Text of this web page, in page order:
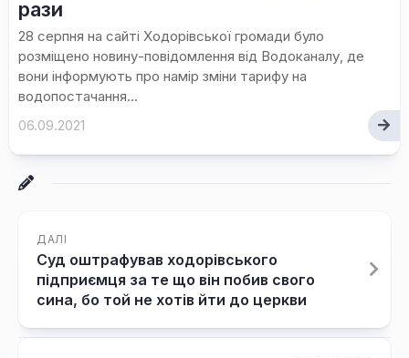
рази
28 серпня на сайті Ходорівської громади було
розміщено новину-повідомлення від Водоканалу, де
вони інформують про намір зміни тарифу на
водопостачання...
06.09.2021
ДАЛІ
Суд оштрафував ходорівського
підприємця за те що він побив свого
сина, бо той не хотів йти до церкви